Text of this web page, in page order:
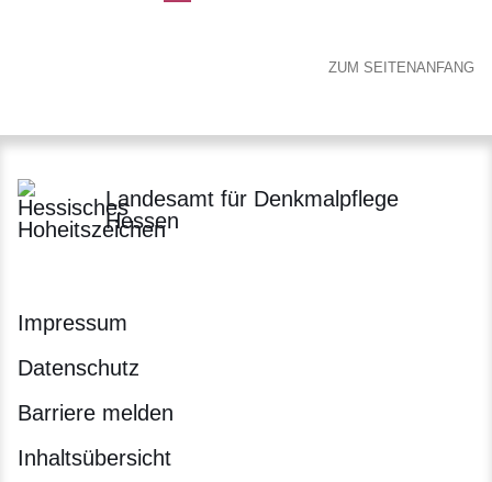
ZUM SEITENANFANG
Landesamt für Denkmalpflege
Hessen
Impressum
Datenschutz
Barriere melden
Inhaltsübersicht